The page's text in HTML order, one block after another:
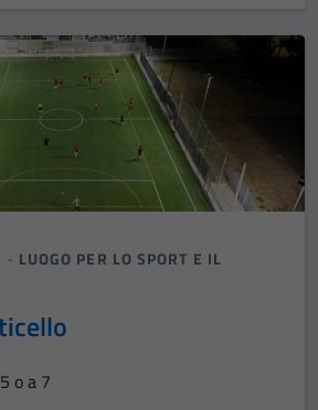
- LUOGO PER LO SPORT E IL
o a 7